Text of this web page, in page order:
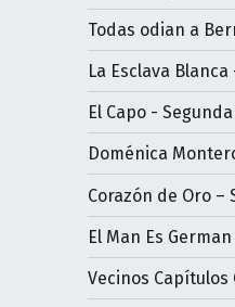
Todas odian a
La Esclava
El Capo -
Doménica
Corazón de Oro –
El Man Es
Vecinos Capítulos